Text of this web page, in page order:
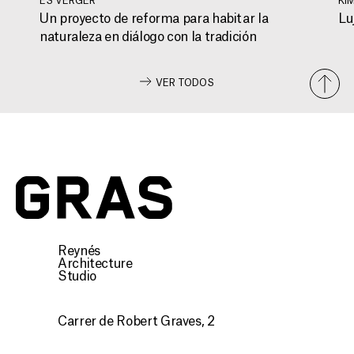
Un proyecto de reforma para habitar la
naturaleza en diálogo con la tradición
VER TODOS
Reynés
Architecture
Studio
Carrer de Robert Graves, 2